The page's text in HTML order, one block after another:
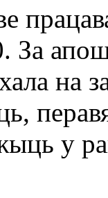
За
на
у